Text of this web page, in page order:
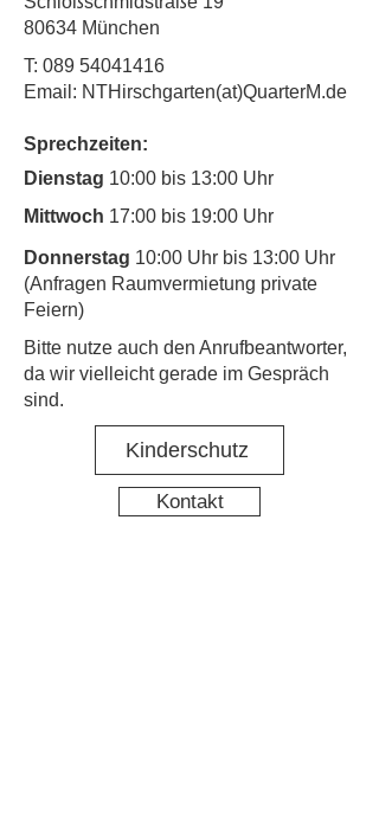
80634 München
T: 089 54041416
Email: NTHirschgarten(at)QuarterM.de
Sprechzeiten:
Dienstag 10:00 bis 13:00 Uhr
Mittwoch 17:00 bis 19:00 Uhr
Donnerstag 10:00 Uhr bis 13:00 Uhr
(Anfragen Raumvermietung private
Feiern)
​Bitte nutze auch den Anrufbeantworter,
da wir vielleicht gerade im Gespräch
sind.
Kinderschutz
Kontakt